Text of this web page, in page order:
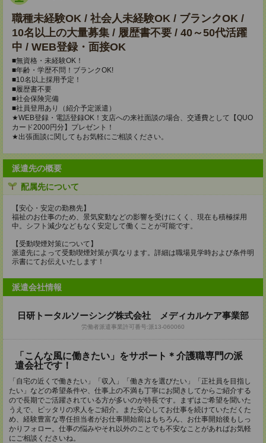
職種未経験OK / 社会人未経験OK / ブランクOK /
10名以上の大量募集 / 履歴書不要 / 40～50代活躍
中 / WEB登録・面接OK
■無資格・未経験OK！
■年齢・学歴不問！ブランクOK!
■10名以上採用予定！
■履歴書不要
■社会保険完備
■社員登用あり（紹介予定派遣）
★WEB登録・電話登録OK！支店への来社面談の場合、交通費として【QUO
カード2000円分】プレゼント！
★出張面談に関してもお気軽にご相談ください。
派遣先の概要
配属先について
【安心・安定の勤務先】
福祉のお仕事のため、景気変動などの影響を受けにくく、現在も積極採用
中。シフト減少などもなく安定して働くことが可能です。
【受動喫煙対策について】
派遣先によって受動喫煙対策が異なります。詳細は職場見学時および条件明
示書にてお伝えいたします！
派遣会社情報
日研トータルソーシング株式会社 メディカルケア事業部
労働者派遣事業許可番号:派13-060060
「こんな風に働きたい」をサポート＊介護職専門の派
遣会社です！
「自宅の近くで働きたい」「収入」「働き方を選びたい」「正社員を目指し
たい」などの希望条件や、仕事上の不満も丁寧にお聞きしてからご紹介する
ので長期でご活躍されている方が多いのが特長です。まずはご希望を聞いた
うえで、ピッタリの求人をご紹介。また安心してお仕事を続けていただくた
め、経験豊富な専任担当者がお仕事開始前はもちろん、お仕事開始後もしっ
かりフォロー。仕事の悩みやそれ以外のことでも不安なことがあればお気軽
にご相談くださいね。